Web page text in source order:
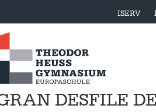
ISERV
DESFILE